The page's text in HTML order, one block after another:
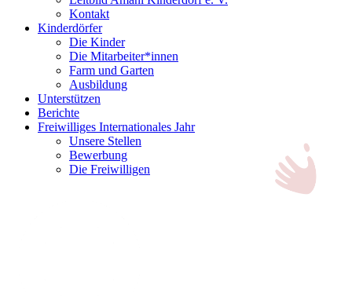
Kontakt
Kinderdörfer
Die Kinder
Die Mitarbeiter*innen
Farm und Garten
Ausbildung
Unterstützen
Berichte
Freiwilliges Internationales Jahr
Unsere Stellen
Bewerbung
Die Freiwilligen